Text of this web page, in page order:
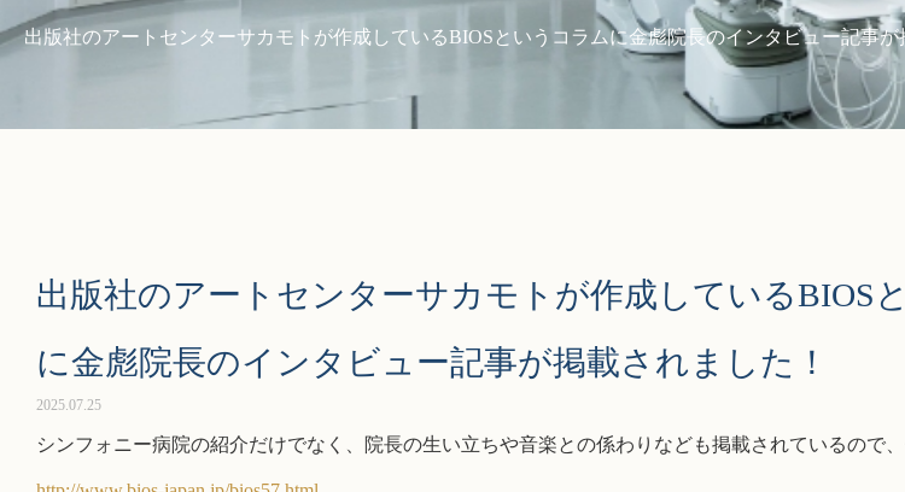
出版社のアートセンターサカモトが作成しているBIOSというコラムに金彪院長のインタビュー記事
出版社のアートセンターサカモトが作成しているBIOS
に金彪院長のインタビュー記事が掲載されました！
2025.07.25
シンフォニー病院の紹介だけでなく、院長の生い立ちや音楽との係わりなども掲載されているので、